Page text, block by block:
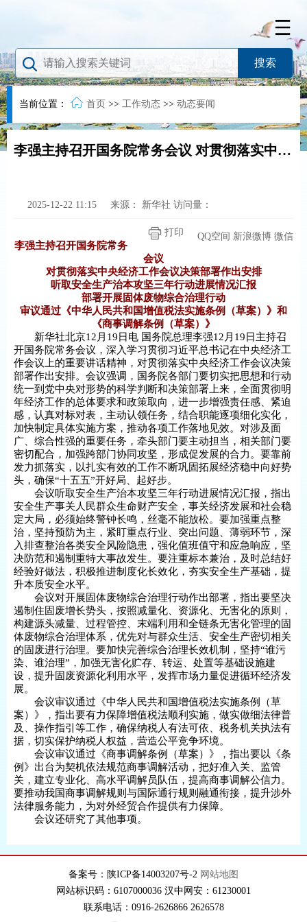
当前位置： 首页 >> 工作动态 >> 动态要闻
李强主持召开国务院常务会议 对贯彻落实中央经济工作会议决策部署作出安排
2025-12-22 11:15 来源： 新华社 访问量：
打印 QQ空间 新浪微博 微信
李强主持召开国务院常务
会议
对贯彻落实中央经济工作会议决策部署作出安排
听取安全生产治本攻坚三年行动进展情况汇报
部署开展固体废物综合治理行动
审议通过《中华人民共和国增值税法实施条例（草案）》和
《商事调解条例（草案）》
新华社北京12月19日电 国务院总理李强12月19日主持召
开国务院常务会议，深入学习贯彻习近平总书记在中央经济工
作会议上的重要讲话精神，对贯彻落实中央经济工作会议决策
部署作出安排。会议强调，国务院各部门要切实把思想和行动
统一到党中央对形势的科学判断和决策部署上来，全面贯彻明
年经济工作的总体要求和政策取向，进一步增强责任感、紧迫
感，认真对标对表，主动认领任务，结合职能逐项细化实化，
加快制定具体实施方案，推动各项工作落地见效。对涉及面
广、综合性强的重要任务，牵头部门要主动担当，相关部门要
密切配合，加强跨部门协同攻坚，形成促发展的合力。要靠前
发力抓落实，以扎实有效的工作不断巩固拓展经济稳中向好势
头，确保“十五五”开好局、起好步。
会议听取安全生产治本攻坚三年行动进展情况汇报，指出
安全生产事关人民群众生命财产安全，事关经济发展和社会稳
定大局，必须始终警钟长鸣，丝毫不能放松。要加强重点整
治，坚持预防为主，紧盯重点行业、突出问题、薄弱环节，深
入排查整治各类安全风险隐患，强化值班值守和应急响应，坚
决防范和遏制重特大事故发生。要注重标本兼治，及时总结好
经验好做法，积极推进制度化长效化，夯实安全生产基础，提
升本质安全水平。
会议对开展固体废物综合治理行动作出部署，指出要坚决
遏制住固废增长势头，按照减量化、资源化、无害化的原则，
构建源头减量、过程管控、末端利用和全链条无害化管理的固
体废物综合治理体系，优先对与群众生活、安全生产密切相关
的固废进行治理。要加快完善综合治理长效机制，坚持“谁污
染、谁治理”，加强无害化贮存、转运、处置等基础设施建
设，提升固废资源化利用水平，发挥市场力量促进循环经济发
展。
会议审议通过《中华人民共和国增值税法实施条例（草
案）》，指出要有力保障增值税法顺利实施，做实做细法律普
及、操作指引等工作，确保纳税人有法可依、税务机关执法有
据，切实保护纳税人权益，营造公平竞争环境。
会议审议通过《商事调解条例（草案）》，指出要以《条
例》出台为契机依法规范商事调解活动，把好准入关、监管
关，建立专业化、高水平调解员队伍，提高商事调解公信力。
要推动我国商事调解规则与国际通行规则融通衔接，提升涉外
法律服务能力，为对外经贸合作提供有力保障。
会议还研究了其他事项。
备案号：陕ICP备14003207号-2 网站地图
网站标识码：6107000036 汉中网安：61230001
联系电话：0916-2626866 2626578